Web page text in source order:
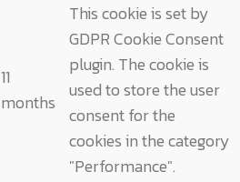
11
months
This cookie is set by
GDPR Cookie Consent
plugin. The cookie is
used to store the user
consent for the
cookies in the category
"Performance".